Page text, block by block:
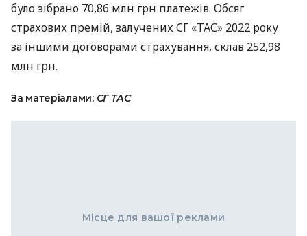
було зібрано 70,86 млн грн платежів. Обсяг
страхових премій, залучених СГ «ТАС» 2022 року
за іншими договорами страхування, склав 252,98
млн грн.
За матеріалами: СГ ТАС
Місце для вашої реклами